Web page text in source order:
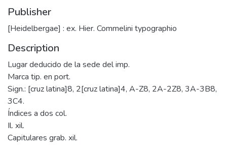
Publisher
[Heidelbergae] : ex. Hier. Commelini typographio
Description
Lugar deducido de la sede del imp.
Marca tip. en port.
Sign.: [cruz latina]8, 2[cruz latina]4, A-Z8, 2A-2Z8, 3A-3B8,
3C4.
Índices a dos col.
Il. xil.
Capitulares grab. xil.